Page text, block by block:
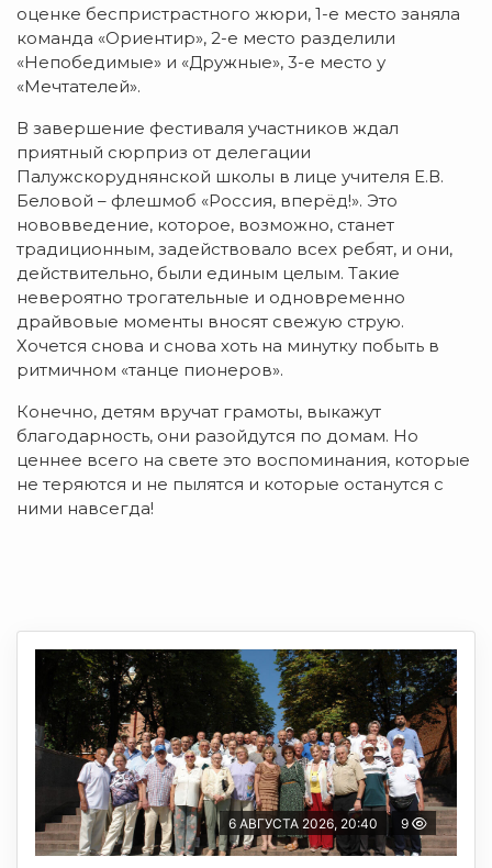
оценке беспристрастного жюри, 1-е место заняла
команда «Ориентир», 2-е место разделили
«Непобедимые» и «Дружные», 3-е место у
«Мечтателей».
В завершение фестиваля участников ждал
приятный сюрприз от делегации
Палужскоруднянской школы в лице учителя Е.В.
Беловой – флешмоб «Россия, вперёд!». Это
нововведение, которое, возможно, станет
традиционным, задействовало всех ребят, и они,
действительно, были единым целым. Такие
невероятно трогательные и одновременно
драйвовые моменты вносят свежую струю.
Хочется снова и снова хоть на минутку побыть в
ритмичном «танце пионеров».
Конечно, детям вручат грамоты, выкажут
благодарность, они разойдутся по домам. Но
ценнее всего на свете это воспоминания, которые
не теряются и не пылятся и которые останутся с
ними навсегда!
6 АВГУСТА 2026, 20:40 9